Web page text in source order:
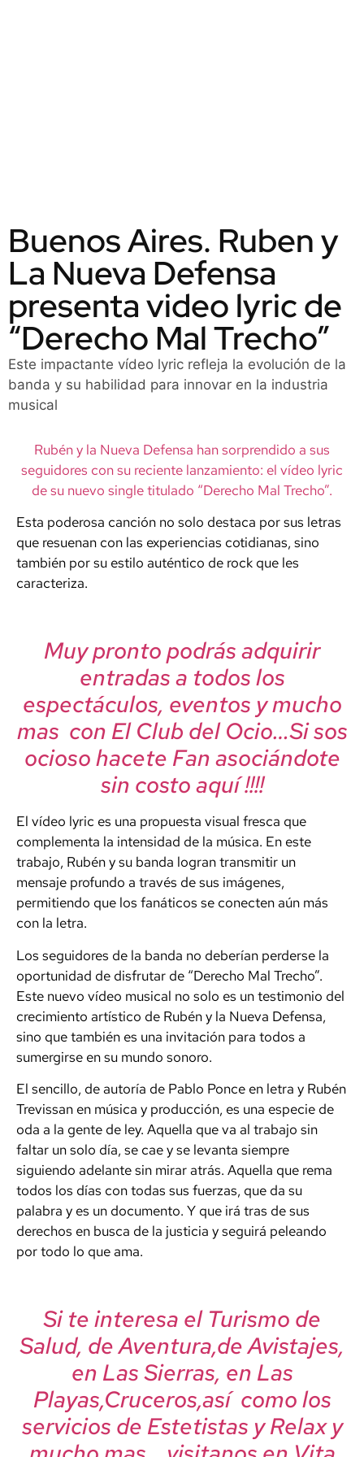
Buenos Aires. Ruben y
La Nueva Defensa
presenta video lyric de
“Derecho Mal Trecho”
Este impactante vídeo lyric refleja la evolución de la
banda y su habilidad para innovar en la industria
musical
Rubén y la Nueva Defensa han sorprendido a sus
seguidores con su reciente lanzamiento: el vídeo lyric
de su nuevo single titulado “Derecho Mal Trecho”.
Esta poderosa canción no solo destaca por sus letras
que resuenan con las experiencias cotidianas, sino
también por su estilo auténtico de rock que les
caracteriza.
Muy pronto podrás adquirir
entradas a todos los
espectáculos, eventos y mucho
mas con El Club del Ocio…Si sos
ocioso hacete Fan asociándote
sin costo aquí !!!!
El vídeo lyric es una propuesta visual fresca que
complementa la intensidad de la música. En este
trabajo, Rubén y su banda logran transmitir un
mensaje profundo a través de sus imágenes,
permitiendo que los fanáticos se conecten aún más
con la letra.
Los seguidores de la banda no deberían perderse la
oportunidad de disfrutar de “Derecho Mal Trecho”.
Este nuevo vídeo musical no solo es un testimonio del
crecimiento artístico de Rubén y la Nueva Defensa,
sino que también es una invitación para todos a
sumergirse en su mundo sonoro.
El sencillo, de autoría de Pablo Ponce en letra y Rubén
Trevissan en música y producción, es una especie de
oda a la gente de ley. Aquella que va al trabajo sin
faltar un solo día, se cae y se levanta siempre
siguiendo adelante sin mirar atrás. Aquella que rema
todos los días con todas sus fuerzas, que da su
palabra y es un documento. Y que irá tras de sus
derechos en busca de la justicia y seguirá peleando
por todo lo que ama.
Si te interesa el Turismo de
Salud, de Aventura,de Avistajes,
en Las Sierras, en Las
Playas,Cruceros,así como los
servicios de Estetistas y Relax y